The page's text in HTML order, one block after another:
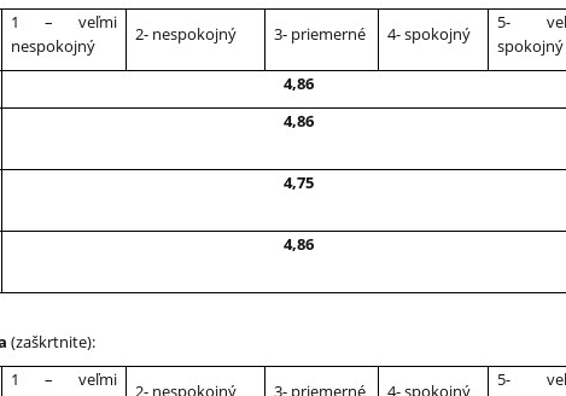
1 – veľmi
nespokojný
2- nespokojný 3- priemerné 4- spokojný
5-
spokojný
4,86
4,86
4,75
4,86
(zaškrtnite):
1 – veľmi
5-